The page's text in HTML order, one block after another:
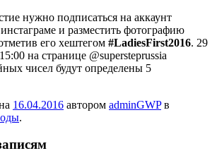
нужно подписаться на аккаунт
и разместить фотографию
его хештегом #LadiesFirst2016. 29
на странице @supersteprussia
чисел будут определены 5
16.04.2016 автором adminGWPв
.